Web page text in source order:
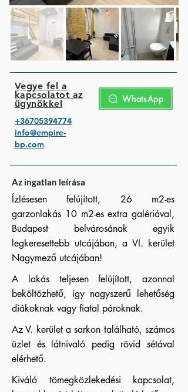
Vegye fel a
kapcsolatot az
ügynökkel
+36705394774
info@empire-
bp.com
WhatsApp
Az ingatlan leírása
Ízlésesen felújított, 26 m2-es
garzonlakás 10 m2-es extra galériával,
Budapest belvárosának egyik
legkeresettebb utcájában, a VI. kerület
Nagymező utcájában!
A lakás teljesen felújított, azonnal
beköltözhető, így nagyszerű lehetőség
diákoknak vagy fiatal pároknak.
Az V. kerület a sarkon található, számos
üzlet és látnivaló pedig rövid sétával
elérhető.
Kiváló tömegközlekedési kapcsolat,